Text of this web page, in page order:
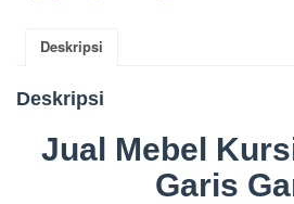
Deskripsi
Deskripsi
Jual Mebel
Garis